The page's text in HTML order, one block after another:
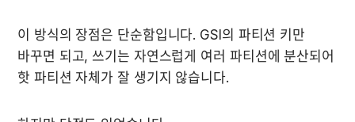
이 방식의 장점은 단순함입니다. GSI의 파티션 키만
바꾸면 되고, 쓰기는 자연스럽게 여러 파티션에 분산되어
핫 파티션 자체가 잘 생기지 않습니다.